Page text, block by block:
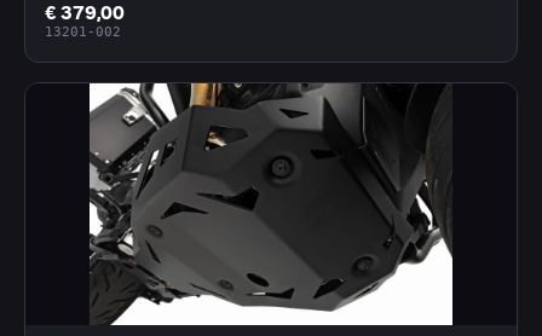
€ 379,00
13201-002